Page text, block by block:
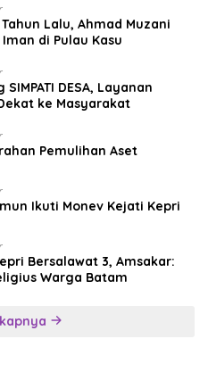
Lalu, Ahmad Muzani
di Pulau Kasu
DESA, Layanan
ke Masyarakat
Pemulihan Aset
Ikuti Monev Kejati Kepri
Bersalawat 3, Amsakar:
Warga Batam